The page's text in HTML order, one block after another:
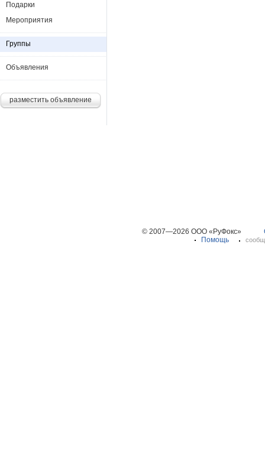
Подарки
Мероприятия
Группы
Объявления
разместить объявление
© 2007—2026 ООО «РуФокс»
Помощь